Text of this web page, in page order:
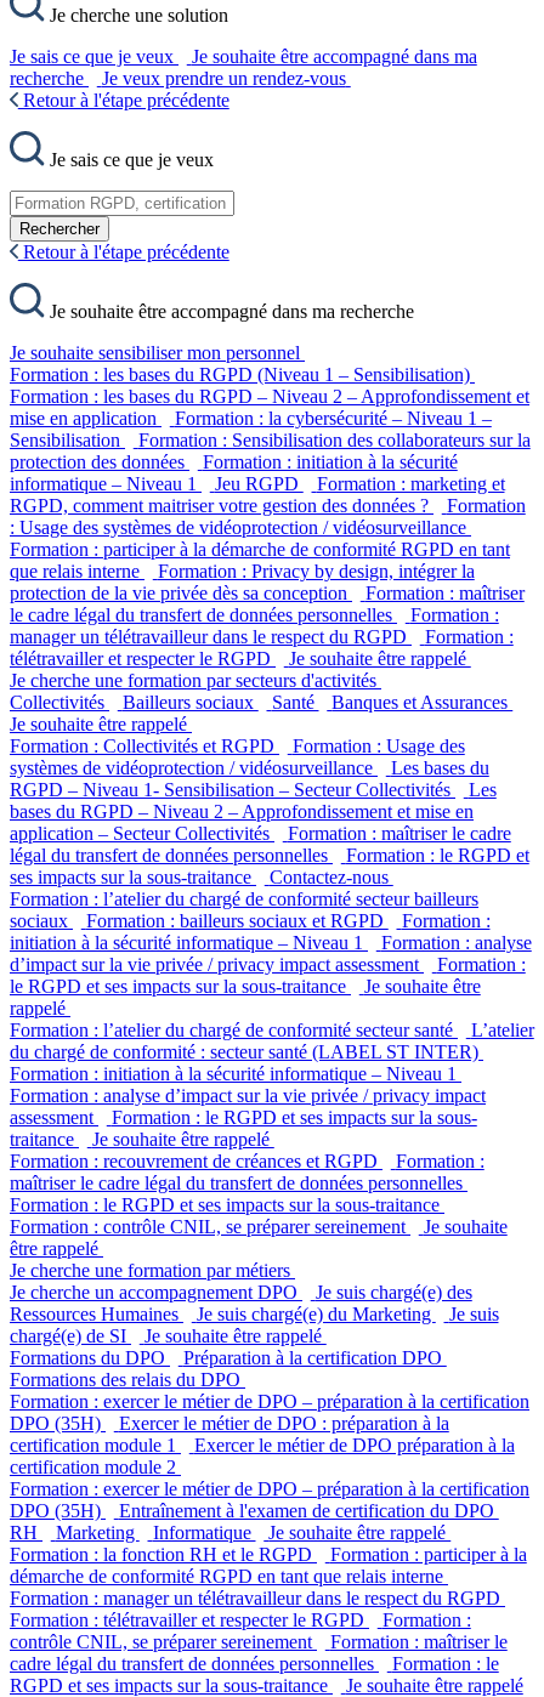
Je cherche une solution
Je sais ce que je veux
Je souhaite être accompagné dans ma
recherche
Je veux prendre un rendez-vous
Retour à l'étape précédente
Je sais ce que je veux
Rechercher
Retour à l'étape précédente
Je souhaite être accompagné dans ma recherche
Je souhaite sensibiliser mon personnel
Formation : les bases du RGPD (Niveau 1 – Sensibilisation)
Formation : les bases du RGPD – Niveau 2 – Approfondissement et
mise en application
Formation : la cybersécurité – Niveau 1 –
Sensibilisation
Formation : Sensibilisation des collaborateurs sur la
protection des données
Formation : initiation à la sécurité
informatique – Niveau 1
Jeu RGPD
Formation : marketing et
RGPD, comment maitriser votre gestion des données ?
Formation
: Usage des systèmes de vidéoprotection / vidéosurveillance
Formation : participer à la démarche de conformité RGPD en tant
que relais interne
Formation : Privacy by design, intégrer la
protection de la vie privée dès sa conception
Formation : maîtriser
le cadre légal du transfert de données personnelles
Formation :
manager un télétravailleur dans le respect du RGPD
Formation :
télétravailler et respecter le RGPD
Je souhaite être rappelé
Je cherche une formation par secteurs d'activités
Collectivités
Bailleurs sociaux Santé
Banques et Assurances
Je souhaite être rappelé
Formation : Collectivités et RGPD
Formation : Usage des
systèmes de vidéoprotection / vidéosurveillance
Les bases du
RGPD – Niveau 1- Sensibilisation – Secteur Collectivités
Les
bases du RGPD – Niveau 2 – Approfondissement et mise en
application – Secteur Collectivités
Formation : maîtriser le cadre
légal du transfert de données personnelles
Formation : le RGPD et
ses impacts sur la sous-traitance
Contactez-nous
Formation : l’atelier du chargé de conformité secteur bailleurs
sociaux
Formation : bailleurs sociaux et RGPD
Formation :
initiation à la sécurité informatique – Niveau 1
Formation : analyse
d’impact sur la vie privée / privacy impact assessment
Formation :
le RGPD et ses impacts sur la sous-traitance
Je souhaite être
rappelé
Formation : l’atelier du chargé de conformité secteur santé
L’atelier
du chargé de conformité : secteur santé (LABEL ST INTER)
Formation : initiation à la sécurité informatique – Niveau 1
Formation : analyse d’impact sur la vie privée / privacy impact
assessment
Formation : le RGPD et ses impacts sur la sous-
traitance
Je souhaite être rappelé
Formation : recouvrement de créances et RGPD
Formation :
maîtriser le cadre légal du transfert de données personnelles
Formation : le RGPD et ses impacts sur la sous-traitance
Formation : contrôle CNIL, se préparer sereinement
Je souhaite
être rappelé
Je cherche une formation par métiers
Je cherche un accompagnement DPO
Je suis chargé(e) des
Ressources Humaines
Je suis chargé(e) du Marketing
Je suis
chargé(e) de SI
Je souhaite être rappelé
Formations du DPO
Préparation à la certification DPO
Formations des relais du DPO
Formation : exercer le métier de DPO – préparation à la certification
DPO (35H)
Exercer le métier de DPO : préparation à la
certification module 1
Exercer le métier de DPO préparation à la
certification module 2
Formation : exercer le métier de DPO – préparation à la certification
DPO (35H)
Entraînement à l'examen de certification du DPO
RH
Marketing Informatique
Je souhaite être rappelé
Formation : la fonction RH et le RGPD
Formation : participer à la
démarche de conformité RGPD en tant que relais interne
Formation : manager un télétravailleur dans le respect du RGPD
Formation : télétravailler et respecter le RGPD
Formation :
contrôle CNIL, se préparer sereinement
Formation : maîtriser le
cadre légal du transfert de données personnelles
Formation : le
RGPD et ses impacts sur la sous-traitance
Je souhaite être rappelé